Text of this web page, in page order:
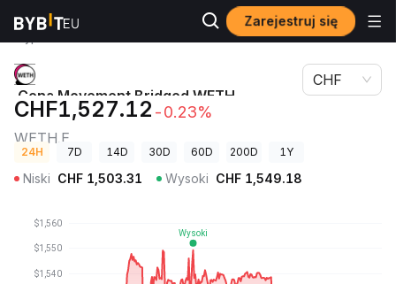
Zarejestruj się
Ceny
Cena Movement Bridged WETH (Movement)
Cena Movement Bridged WETH
(Movement)
WETH.E
CHF1,527.12 -0.23%
CHF
24H 7D 14D 30D 60D 200D 1Y
Niski CHF 1,503.31 Wysoki CHF 1,549.18